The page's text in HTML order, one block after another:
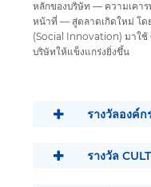
หลักของบริษัท — ความเคา
หน้าที่ — สู่ตลาดเกิดใหม่ โ
(Social Innovation) มาใช้
บริษัทให้แข็งแกร่งยิ่งขึ้น
รางวัลองค์
รางวัล